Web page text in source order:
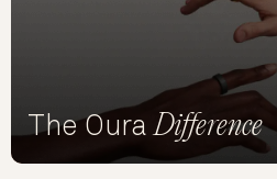
The OuraDifference